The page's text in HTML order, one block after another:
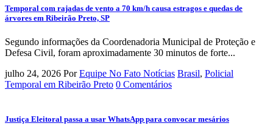
Temporal com rajadas de vento a 70 km/h causa estragos e quedas de
árvores em Ribeirão Preto, SP
Segundo informações da Coordenadoria Municipal de Proteção e
Defesa Civil, foram aproximadamente 30 minutos de forte...
julho 24, 2026 Por Equipe No Fato Notícias Brasil, Policial
Temporal em Ribeirão Preto 0 Comentários
Justiça Eleitoral passa a usar WhatsApp para convocar mesários